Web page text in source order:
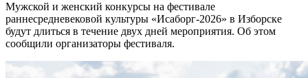
Мужской и женский конкурсы на фестивале
раннесредневековой культуры «Исаборг-2026» в Изборске
будут длиться в течение двух дней мероприятия. Об этом
сообщили организаторы фестиваля.